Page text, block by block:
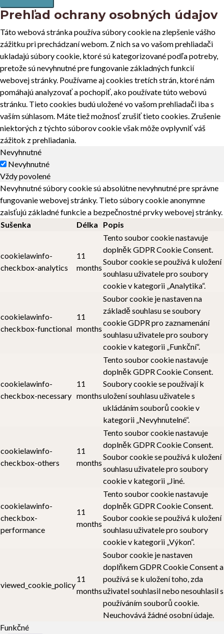
Prehľad ochrany osobných údajov
Táto webová stránka používa súbory cookie na zlepšenie vášho
zážitku pri prechádzaní webom. Z nich sa vo vašom prehliadači
ukladajú súbory cookie, ktoré sú kategorizované podľa potreby,
pretože sú nevyhnutné pre fungovanie základných funkcií
webovej stránky. Používame aj cookies tretích strán, ktoré nám
pomáhajú analyzovať a pochopiť, ako používate túto webovú
stránku. Tieto cookies budú uložené vo vašom prehliadači iba s
vaším súhlasom. Máte tiež možnosť zrušiť tieto cookies. Zrušenie
niektorých z týchto súborov cookie však môže ovplyvniť váš
zážitok z prehliadania.
Nevyhnutné
Nevyhnutné
Vždy povolené
Nevyhnutné súbory cookie sú absolútne nevyhnutné pre správne
fungovanie webovej stránky. Tieto súbory cookie anonymne
zaisťujú základné funkcie a bezpečnostné prvky webovej stránky.
Sušenka
Délka Popis
cookielawinfo-
checkbox-analytics
11
months
Tento soubor cookie nastavuje
doplněk GDPR Cookie Consent.
Soubor cookie se používá k uložení
souhlasu uživatele pro soubory
cookie v kategorii „Analytika“.
cookielawinfo-
checkbox-functional
11
months
Soubor cookie je nastaven na
základě souhlasu se soubory
cookie GDPR pro zaznamenání
souhlasu uživatele pro soubory
cookie v kategorii „Funkční“.
cookielawinfo-
checkbox-necessary
11
months
Tento soubor cookie nastavuje
doplněk GDPR Cookie Consent.
Soubory cookie se používají k
uložení souhlasu uživatele s
ukládáním souborů cookie v
kategorii „Nevyhnutelné“.
cookielawinfo-
checkbox-others
11
months
Tento soubor cookie nastavuje
doplněk GDPR Cookie Consent.
Soubor cookie se používá k uložení
souhlasu uživatele pro soubory
cookie v kategorii „Jiné.
cookielawinfo-
checkbox-
performance
11
months
Tento soubor cookie nastavuje
doplněk GDPR Cookie Consent.
Soubor cookie se používá k uložení
souhlasu uživatele pro soubory
cookie v kategorii „Výkon“.
viewed_cookie_policy
11
months
Soubor cookie je nastaven
doplňkem GDPR Cookie Consent a
používá se k uložení toho, zda
uživatel souhlasil nebo nesouhlasil s
používáním souborů cookie.
Neuchovává žádné osobní údaje.
Funkčné